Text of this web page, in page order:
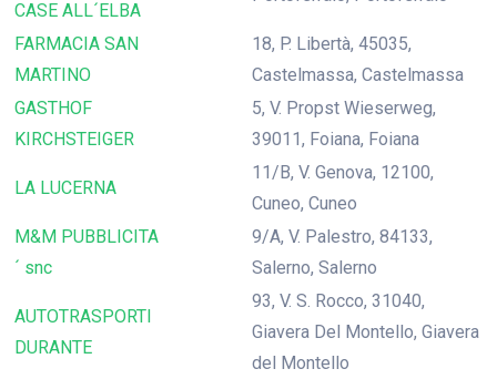
CASE ALL´ELBA
FARMACIA SAN
MARTINO
18, P. Libertà, 45035,
Castelmassa, Castelmassa
GASTHOF
KIRCHSTEIGER
5, V. Propst Wieserweg,
39011, Foiana, Foiana
LA LUCERNA
11/B, V. Genova, 12100,
Cuneo, Cuneo
M&M PUBBLICITA
´ snc
9/A, V. Palestro, 84133,
Salerno, Salerno
AUTOTRASPORTI
DURANTE
93, V. S. Rocco, 31040,
Giavera Del Montello, Giavera
del Montello